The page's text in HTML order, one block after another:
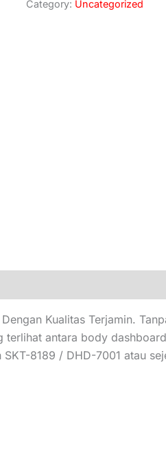
Category: Uncategorized
Kualitas Terjamin.
antara body
8189 / DHD-7001 atau